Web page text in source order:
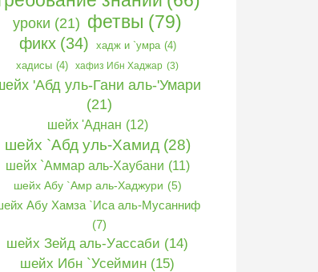
уроки (21) фетвы (79)
фикх (34) хадж и `умра (4)
хадисы (4) хафиз Ибн Хаджар (3)
'Абд уль-Гани аль-'Умари
(21)
шейх 'Аднан (12)
шейх `Абд уль-Хамид (28)
шейх `Аммар аль-Хаубани (11)
шейх Абу `Амр аль-Хаджури (5)
Абу Хамза `Иса аль-Мусанниф
(7)
шейх Зейд аль-Уассаби (14)
шейх Ибн `Усеймин (15)